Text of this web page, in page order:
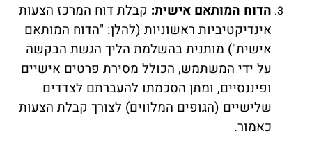
הדוח המותאם אישית: קבלת דוח המרכז הצעות
אינדיקטיביות ראשוניות (להלן: "הדוח המותאם
אישית") מותנית בהשלמת הליך הגשת הבקשה
על ידי המשתמש, הכולל מסירת פרטים אישיים
ופיננסיים, ומתן הסכמתו להעברתם לצדדים
שלישיים (הגופים המלווים) לצורך קבלת הצעות
כאמור.